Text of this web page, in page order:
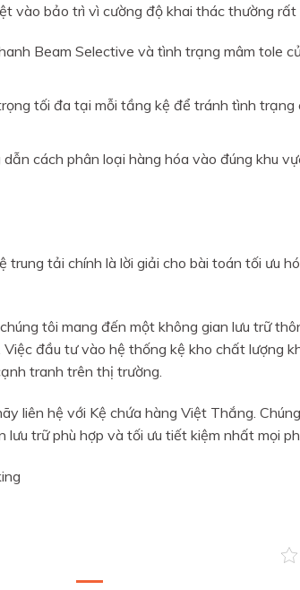
vào bảo trì vì cường độ khai thác thường rất
Beam Selective và tình trạng mâm tole
tối đa tại mỗi tầng kệ để tránh tình trạng
cách phân loại hàng hóa vào đúng khu
tải chính là lời giải cho bài toán tối ưu
tôi mang đến một không gian lưu trữ
đầu tư vào hệ thống kệ kho chất lượng
tranh trên thị trường.
liên hệ với Kệ chứa hàng Việt Thắng.
trữ phù hợp và tối ưu tiết kiệm nhất mọi